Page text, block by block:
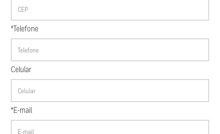
*Telefone
Celular
*E-mail